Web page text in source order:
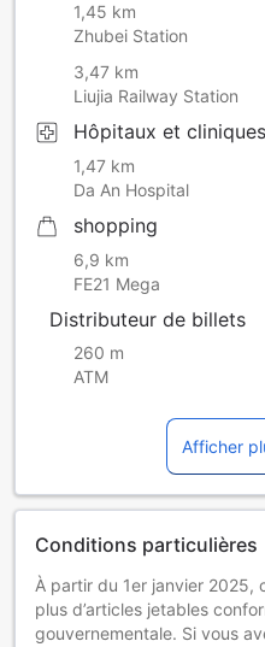
1,45 km
Zhubei Station
3,47 km
Liujia Railway Station
Hôpitaux et cliniques
1,47 km
Da An Hospital
shopping
6,9 km
FE21 Mega
Distributeur de billets
260 m
ATM
Afficher
Conditions particulières
À partir du 1er janvier 2025,
plus d’articles jetables
gouvernementale. Si vous